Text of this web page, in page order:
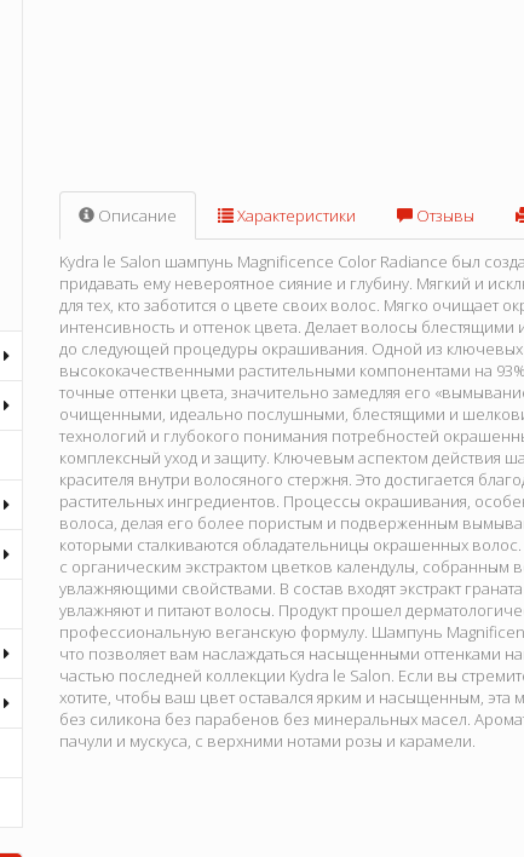
Описание Характеристики Отзывы
Kydra le Salon шампунь Magnificence Color Radiance был
придавать ему невероятное сияние и глубину. Мягкий и
для тех, кто заботится о цвете своих волос. Мягко
интенсивность и оттенок цвета. Делает волосы
до следующей процедуры окрашивания. Одной из
высококачественными растительными компонентами на
точные оттенки цвета, значительно замедляя его
очищенными, идеально послушными, блестящими и
технологий и глубокого понимания потребностей
комплексный уход и защиту. Ключевым аспектом действия
красителя внутри волосяного стержня. Это достигается
растительных ингредиентов. Процессы окрашивания,
волоса, делая его более пористым и подверженным
которыми сталкиваются обладательницы окрашенных
с органическим экстрактом цветков календулы,
увлажняющими свойствами. В состав входят экстракт
увлажняют и питают волосы. Продукт прошел
профессиональную веганскую формулу. Шампунь
что позволяет вам наслаждаться насыщенными оттенками
частью последней коллекции Kydra le Salon. Если вы
хотите, чтобы ваш цвет оставался ярким и насыщенным,
без силикона без парабенов без минеральных масел.
пачули и мускуса, с верхними нотами розы и карамели.